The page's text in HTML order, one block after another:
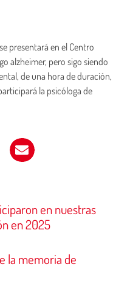
presentará en el Centro
alzheimer, pero sigo siendo
de una hora de duración,
la psicóloga de
en nuestras
en 2025
la memoria de